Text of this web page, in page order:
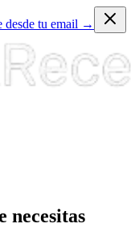
desde tu email →
necesitas